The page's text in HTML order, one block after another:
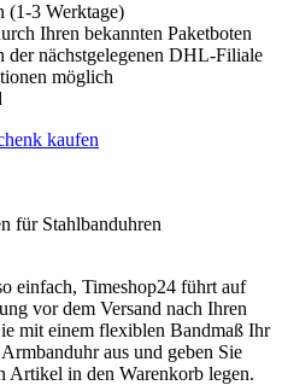
(1-3 Werktage)
Ihren bekannten Paketboten
der nächstgelegenen DHL-Filiale
möglich
kaufen
für Stahlbanduhren
einfach, Timeshop24 führt auf
vor dem Versand nach Ihren
mit einem flexiblen Bandmaß Ihr
aus und geben Sie
Artikel in den Warenkorb legen.